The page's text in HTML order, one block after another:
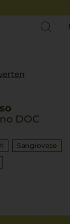
DOC
Sangiovese